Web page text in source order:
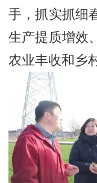
手，抓实抓细
生产提质增效
农业丰收和乡